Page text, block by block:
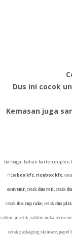
Dus ini cocok
Kemasan juga
berbagai bahan karton
riciebox kfc,ricebox kfc,
souvenir, cetak dus roti, cetak
cetak dus cup cake, cetak dus
sablon plastik, sablon mika,
cetak packaging skincare,